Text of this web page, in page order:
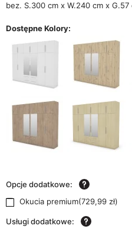
bez. S.300 cm x W.240 cm x G.57
Dostępne Kolory:
Opcje dodatkowe:
Okucia premium(729,99 zł)
Usługi dodatkowe: